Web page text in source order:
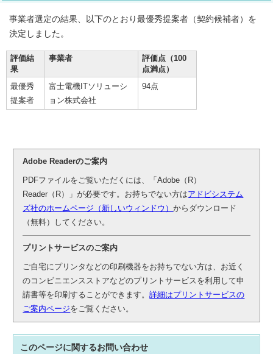
事業者選定の結果、以下のとおり最優秀提案者（契約候補者）を
決定しました。
評価結
果
事業者
評価点（100
点満点）
最優秀
提案者
富士電機ITソリューシ
ョン株式会社
94点
Adobe Readerのご案内
PDFファイルをご覧いただくには、「Adobe（R）
Reader（R）」が必要です。お持ちでない方はアドビシステム
ズ社のホームページ（新しいウィンドウ）からダウンロード
（無料）してください。
プリントサービスのご案内
ご自宅にプリンタなどの印刷機器をお持ちでない方は、お近く
のコンビニエンスストアなどのプリントサービスを利用して申
請書等を印刷することができます。詳細はプリントサービスの
ご案内ページをご覧ください。
このページに関するお問い合わせ